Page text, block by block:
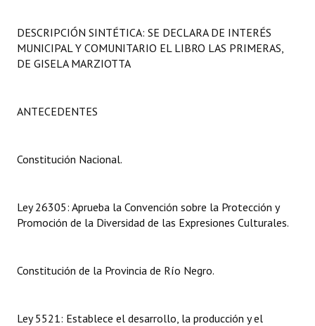
Constitución Nacional
Digesto
DOCUMENTOS
DESCRIPCIÓN SINTÉTICA: SE DECLARA DE INTERÉS
MUNICIPAL Y COMUNITARIO EL LIBRO LAS PRIMERAS,
DE GISELA MARZIOTTA
ANTECEDENTES
Constitución Nacional.
Ley 26305: Aprueba la Convención sobre la Protección y
Promoción de la Diversidad de las Expresiones Culturales.
Constitución de la Provincia de Río Negro.
Ley 5521: Establece el desarrollo, la producción y el